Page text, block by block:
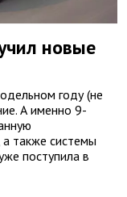
новые
году (не
А именно 9-
также системы
поступила в